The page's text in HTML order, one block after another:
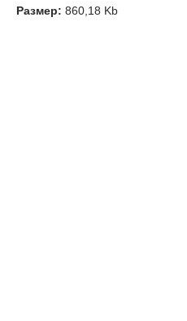
Размер: 860,18 Kb